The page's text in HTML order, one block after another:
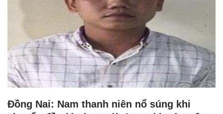
Đồng Nai: Nam thanh niên nổ súng khi